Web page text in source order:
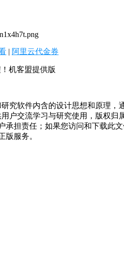
| 阿里云代金券
机客盟提供版
究软件内含的设计思想和原理
户交流学习与研究使用，版权
担责任；如果您访问和下载此
版服务。